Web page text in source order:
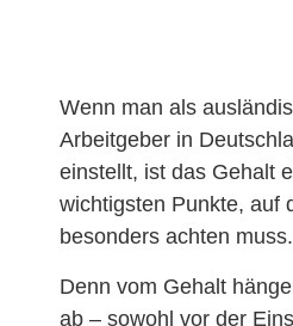
Wenn man als
Arbeitgeber in
einstellt, ist das Gehalt
wichtigsten Punkte, auf
besonders achten muss.
Denn vom Gehalt
ab – sowohl vor der